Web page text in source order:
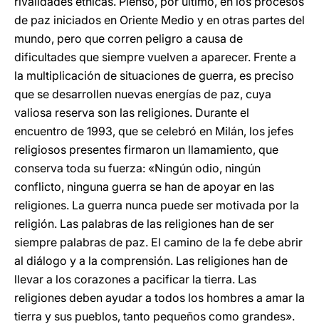
de paz iniciados en Oriente Medio y en otras partes del
mundo, pero que corren peligro a causa de
dificultades que siempre vuelven a aparecer. Frente a
la multiplicación de situaciones de guerra, es preciso
que se desarrollen nuevas energías de paz, cuya
valiosa reserva son las religiones. Durante el
encuentro de 1993, que se celebró en Milán, los jefes
religiosos presentes firmaron un llamamiento, que
conserva toda su fuerza: «Ningún odio, ningún
conflicto, ninguna guerra se han de apoyar en las
religiones. La guerra nunca puede ser motivada por la
religión. Las palabras de las religiones han de ser
siempre palabras de paz. El camino de la fe debe abrir
al diálogo y a la comprensión. Las religiones han de
llevar a los corazones a pacificar la tierra. Las
religiones deben ayudar a todos los hombres a amar la
tierra y sus pueblos, tanto pequeños como grandes».